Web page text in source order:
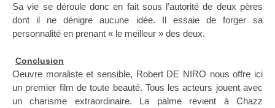
Sa vie se déroule donc en fait sous l’autorité de deux pères
dont il ne dénigre aucune idée. Il essaie de forger sa
personnalité en prenant « le meilleur » des deux.
Conclusion
Oeuvre moraliste et sensible, Robert DE NIRO nous offre ici
un premier film de toute beauté. Tous les acteurs jouent avec
un charisme extraordinaire. La palme revient à Chazz